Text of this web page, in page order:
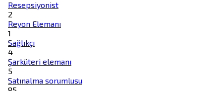
Resepsiyonist
2
Reyon Elemanı
1
Sağlıkçı
4
Şarküteri elemanı
5
Satınalma sorumlusu